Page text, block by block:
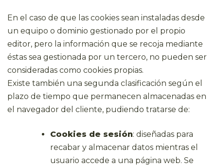
En el caso de que las cookies sean instaladas desde
un equipo o dominio gestionado por el propio
editor, pero la información que se recoja mediante
éstas sea gestionada por un tercero, no pueden ser
consideradas como cookies propias.
Existe también una segunda clasificación según el
plazo de tiempo que permanecen almacenadas en
el navegador del cliente, pudiendo tratarse de:
Cookies de sesión: diseñadas para
recabar y almacenar datos mientras el
usuario accede a una página web. Se